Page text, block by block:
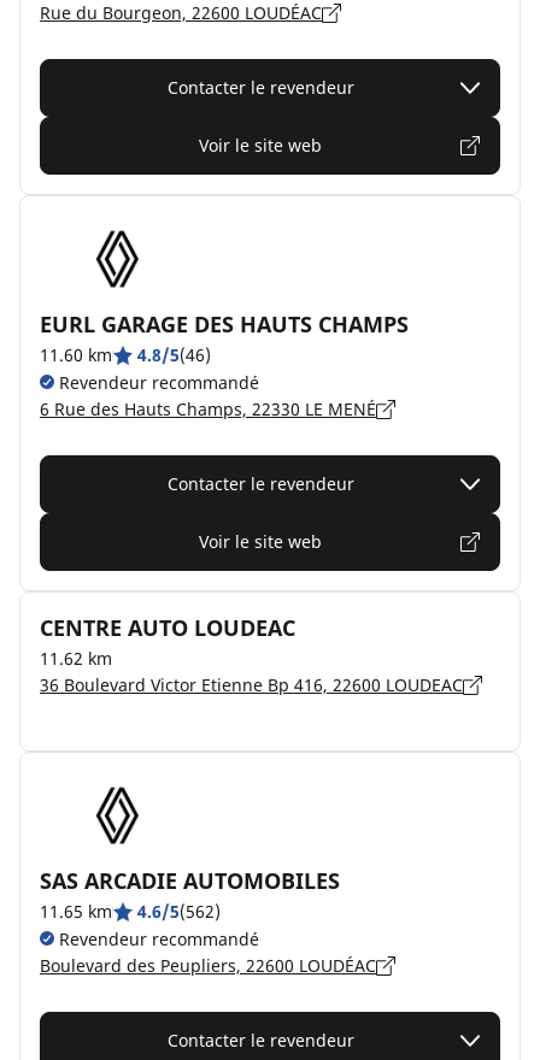
Rue du Bourgeon, 22600 LOUDÉAC
Contacter le revendeur
Voir le site web
EURL GARAGE DES HAUTS CHAMPS
11.60 km 4.8/5(46)
Revendeur recommandé
6 Rue des Hauts Champs, 22330 LE MENÉ
Contacter le revendeur
Voir le site web
CENTRE AUTO LOUDEAC
11.62 km
36 Boulevard Victor Etienne Bp 416, 22600 LOUDEAC
SAS ARCADIE AUTOMOBILES
11.65 km 4.6/5(562)
Revendeur recommandé
Boulevard des Peupliers, 22600 LOUDÉAC
Contacter le revendeur